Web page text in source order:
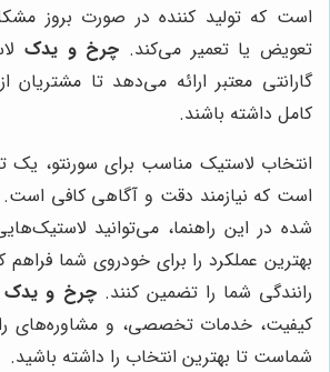
است که تولید کننده در صورت بروز
تعویض یا تعمیر می‌کند. چرخ و یدک
گارانتی معتبر ارائه می‌دهد تا مشتریان
کامل داشته باشند.
انتخاب لاستیک مناسب برای سورنتو،
است که نیازمند دقت و آگاهی کافی است.
شده در این راهنما، می‌توانید
بهترین عملکرد را برای خودروی شما فراهم
رانندگی شما را تضمین کنند.چرخ و یدک
کیفیت، خدمات تخصصی، و مشاوره‌های
شماست تا بهترین انتخاب را داشته باشید.